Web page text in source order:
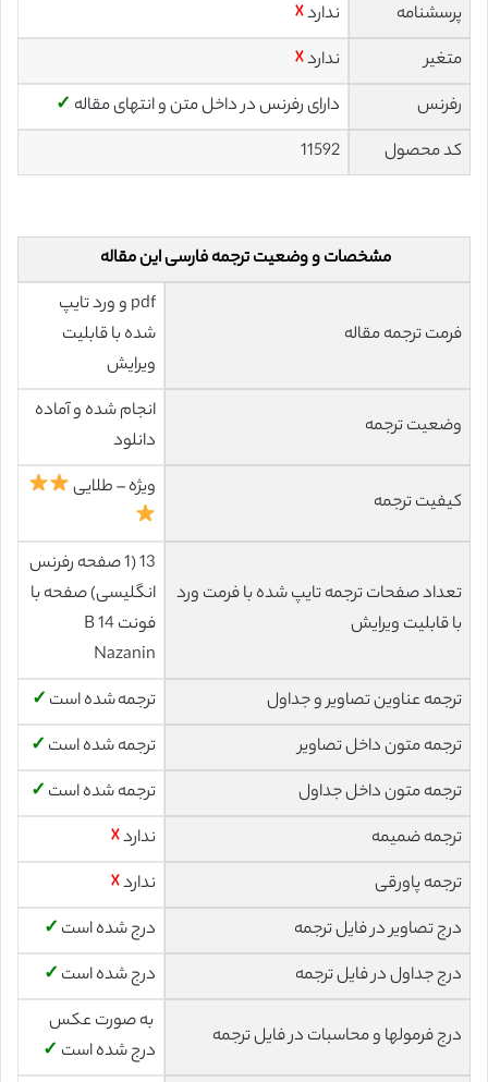
پرسشنامه
ندارد☓
متغیر
ندارد☓
رفرنس
دارای رفرنس در داخل متن و انتهای مقاله ✓
کد محصول
11592
مشخصات و وضعیت ترجمه فارسی این مقاله
فرمت ترجمه مقاله
pdf و ورد تایپ
شده با قابلیت
ویرایش
وضعیت ترجمه
انجام شده و آماده
دانلود
کیفیت ترجمه
ویژه – طلایی
تعداد صفحات ترجمه تایپ شده با فرمت ورد
با قابلیت ویرایش
13 (1 صفحه رفرنس
انگلیسی) صفحه با
فونت 14 B
Nazanin
ترجمه عناوین تصاویر و جداول
ترجمه شده است ✓
ترجمه متون داخل تصاویر
ترجمه شده است ✓
ترجمه متون داخل جداول
ترجمه شده است ✓
ترجمه ضمیمه
ندارد☓
ترجمه پاورقی
ندارد☓
درج تصاویر در فایل ترجمه
درج شده است ✓
درج جداول در فایل ترجمه
درج شده است ✓
درج فرمولها و محاسبات در فایل ترجمه
به صورت عکس
درج شده است ✓